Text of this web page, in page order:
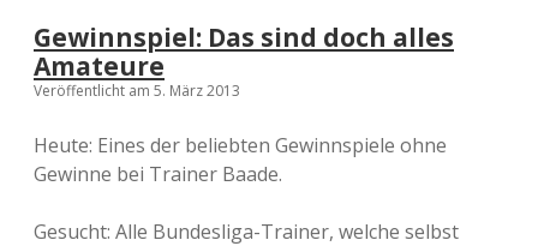
Gewinnspiel: Das sind doch alles
Amateure
Veröffentlicht am 5. März 2013
Heute: Eines der beliebten Gewinnspiele ohne
Gewinne bei Trainer Baade.
Gesucht: Alle Bundesliga-Trainer, welche selbst